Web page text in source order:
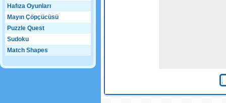
Hafıza Oyunları
Mayın Çöpçücüsü
Puzzle Quest
Sudoku
Match Shapes